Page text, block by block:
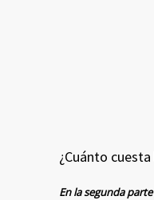
¿Cuánto
En la segunda